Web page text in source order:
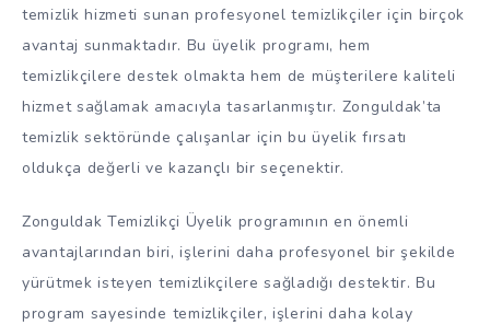
temizlik hizmeti sunan profesyonel temizlikçiler için birçok
avantaj sunmaktadır. Bu üyelik programı, hem
temizlikçilere destek olmakta hem de müşterilere kaliteli
hizmet sağlamak amacıyla tasarlanmıştır. Zonguldak’ta
temizlik sektöründe çalışanlar için bu üyelik fırsatı
oldukça değerli ve kazançlı bir seçenektir.
Zonguldak Temizlikçi Üyelik programının en önemli
avantajlarından biri, işlerini daha profesyonel bir şekilde
yürütmek isteyen temizlikçilere sağladığı destektir. Bu
program sayesinde temizlikçiler, işlerini daha kolay